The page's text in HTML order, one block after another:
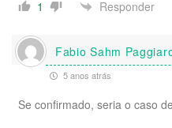
1
Responder
Fabio Sahm
5 anos atrás
Se confirmado, seria o caso